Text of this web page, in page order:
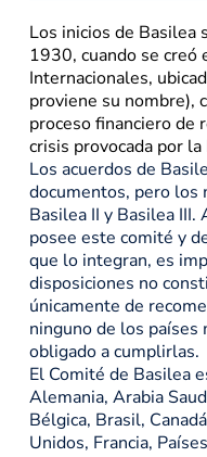
Los inicios de Basilea
1930, cuando se creó
Internacionales,
proviene su nombre),
proceso financiero de
crisis provocada por
Los acuerdos de
documentos, pero los
Basilea II y Basilea III.
posee este comité y
que lo integran, es
disposiciones no
únicamente de
ninguno de los
obligado a cumplirlas.
El Comité de Basilea
Alemania, Arabia
Bélgica, Brasil,
Unidos, Francia,